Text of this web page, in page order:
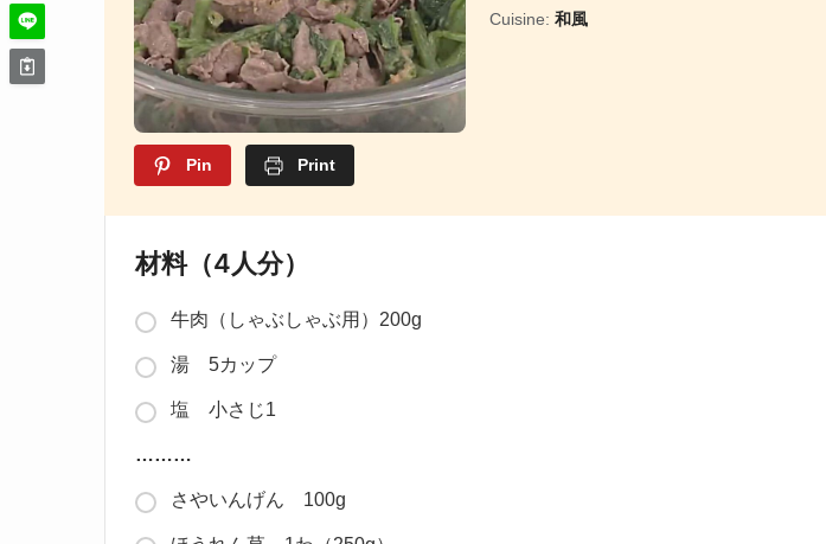
Pin Print
Cuisine: 和風
材料（4人分）
牛肉（しゃぶしゃぶ用）200g
湯 5カップ
塩 小さじ1
………
さやいんげん 100g